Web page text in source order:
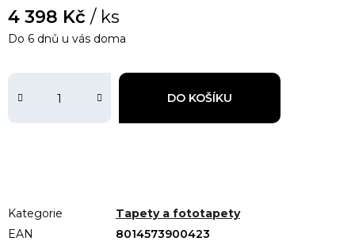
4 398 Kč / ks
DO KOŠÍKU
Do 6 dnů u vás doma
Kategorie
Tapety a fototapety
EAN
8014573900423